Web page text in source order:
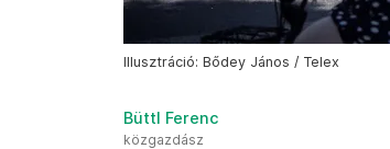
Illusztráció: Bődey János / Telex
Büttl Ferenc
közgazdász